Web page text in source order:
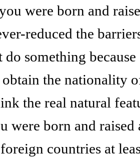
were born and
reduced the
do something
the nationality
the real natural
were born and
countries at